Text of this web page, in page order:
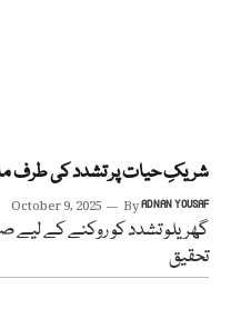
شریکِ حیات پر تشدد کی طرف مائل
October 9, 2025 ByADNAN YOUSAF
گھریلو تشدد کو روکنے کے لیے
تحقیق